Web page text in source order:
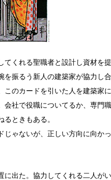
てくれる聖職者と設計し資材を
を振るう新人の建築家が協力し
このカードを引いた人を建築家
会社で役職についてるか、専門
るときもある。
じゃないが、正しい方向に向か
に出た。協力してくれる二人が